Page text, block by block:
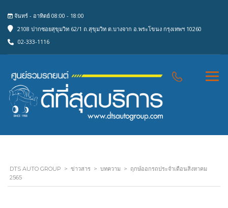
จันทร์ - อาทิตย์ 08:00 - 18:00
2108 ปากซอยสุขุมวิท 62/1 ถ.สุขุมวิท ต.บางจาก อ.พระโขนง กรุงเทพฯ 10260
02-333-1116
DTS AUTO GROUP > ข่าวสาร > บทความ > ฤกษ์ออกรถประจำเดือนสิงหาคม
2565